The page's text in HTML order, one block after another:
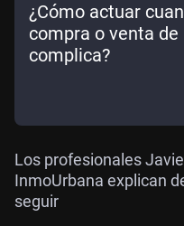
¿Cómo actuar
compra o venta
complica?
Los profesionales
InmoUrbana explican
seguir